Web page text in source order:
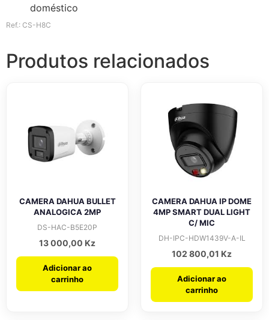
doméstico
Ref.: CS-H8C
Produtos relacionados
CAMERA DAHUA BULLET
ANALOGICA 2MP
DS-HAC-B5E20P
13 000,00 Kz
Adicionar ao
carrinho
CAMERA DAHUA IP DOME
4MP SMART DUAL LIGHT
C/ MIC
DH-IPC-HDW1439V-A-IL
102 800,01 Kz
Adicionar ao
carrinho